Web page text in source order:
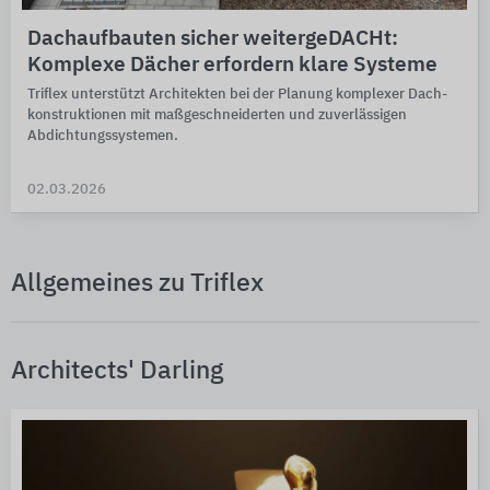
Dachaufbauten sicher weitergeDACHt:
Komplexe Dächer erfordern klare Systeme
Triflex unterstützt Archi­tek­ten bei der Pla­nung komplexer Dach­
kon­struk­tio­nen mit maß­ge­schnei­derten und zuverlässigen
Abdichtungs­systemen.
02.03.2026
Allgemeines zu Triflex
Architects' Darling